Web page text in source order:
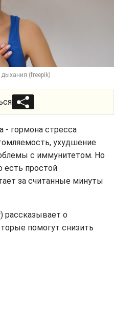
(freepik)
- гормона стресса
ухудшение
с иммунитетом. Но
есть простой
за считанные минуты
рассказывает о
помогут снизить